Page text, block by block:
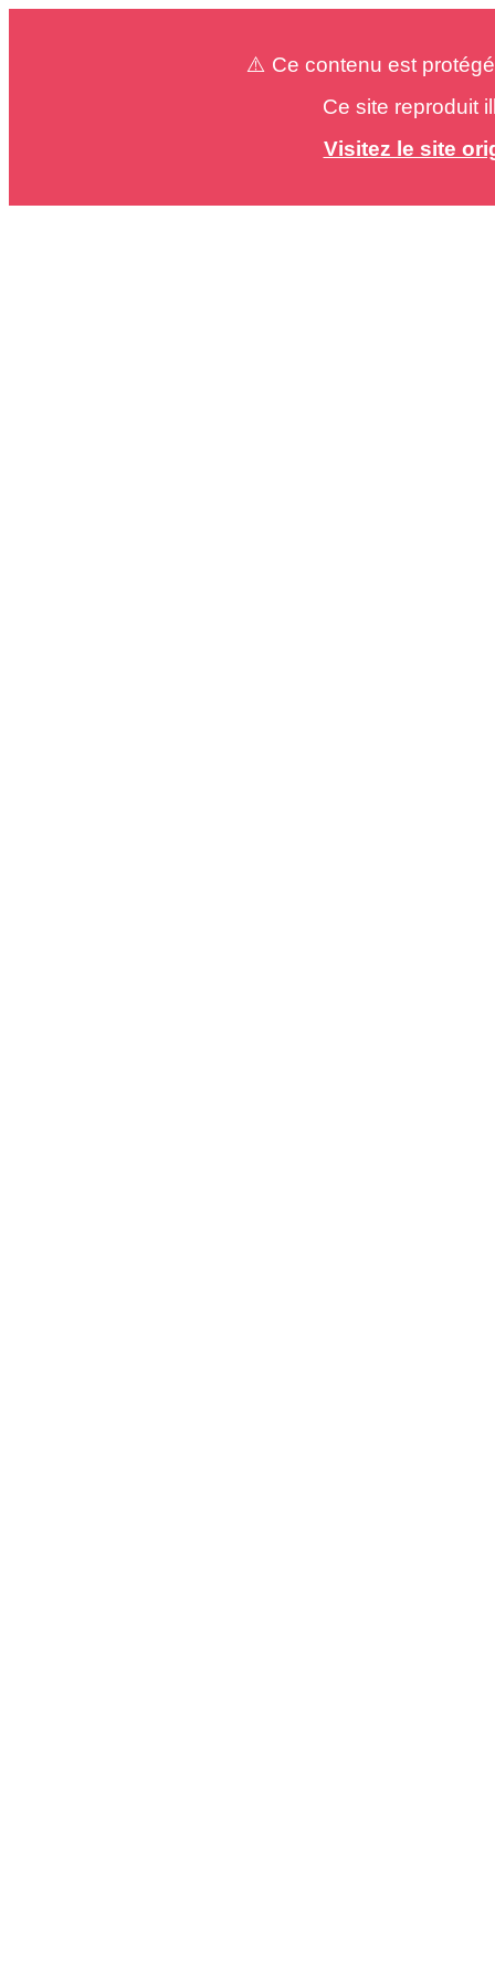
⚠️ Ce contenu est
Ce site reproduit
Visitez le site